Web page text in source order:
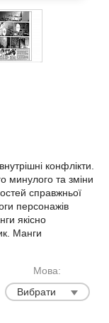
конфлікти.
минулого та зміни
справжньої
персонажів
якісно
Манги
Мова:
Вибрати